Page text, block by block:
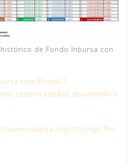
de Fondo Inbursa con
Portal/?
www.inbursa.com/storage/RH-